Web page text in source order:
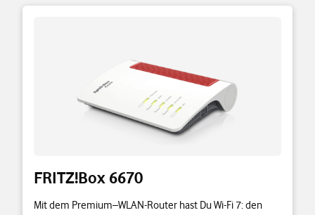
FRITZ!Box 6670
Mit dem Premium–WLAN-Router hast Du Wi-Fi 7: den